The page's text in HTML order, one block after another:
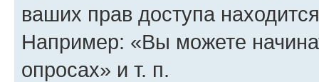
ваших прав доступа
Например: «Вы можете
опросах» и т. п.